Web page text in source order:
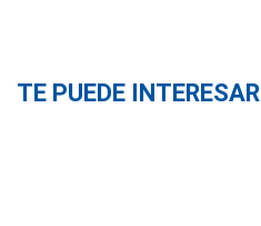
TE PUEDE INTERESAR